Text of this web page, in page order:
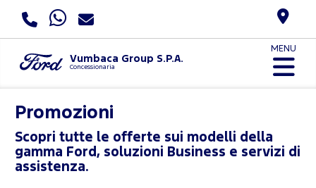
Vumbaca Group S.P.A.
Concessionaria
MENU
Promozioni
Scopri tutte le offerte sui modelli della
gamma Ford, soluzioni Business e servizi di
assistenza.